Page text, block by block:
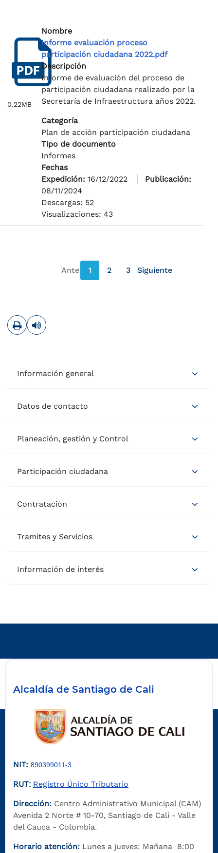
0.22MB
Nombre
Informe evaluación proceso
participación ciudadana 2022.pdf
Descripción
Informe de evaluación del proceso de
participación ciudadana realizado por la
Secretaría de Infraestructura años 2022.
Categoría
Plan de acción participación ciudadana
Tipo de documento
Informes
Fechas
Expedición: 16/12/2022
Publicación:
08/11/2024
Descargas: 52
Visualizaciones: 43
Anterior
1 2 3 Siguiente
ImprimirLeer contenido
Información general
Datos de contacto
Planeación, gestión y Control
Participación ciudadana
Contratación
Tramites y Servicios
Información de interés
Alcaldía de Santiago de Cali
NIT: 890399011-3
RUT: Registro Único Tributario
Dirección: Centro Administrativo Municipal (CAM)
Avenida 2 Norte # 10-70, Santiago de Cali - Valle
del Cauca - Colombia.
Horario atención: Lunes a jueves: Mañana 8:00